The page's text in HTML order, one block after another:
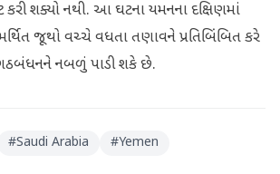
કરી શક્યો નથી. આ ઘટના યમનના દક્ષિણમાં
જૂથો વચ્ચે વધતા તણાવને પ્રતિબિંબિત કરે
નબળું પાડી શકે છે.
#Saudi Arabia #Yemen